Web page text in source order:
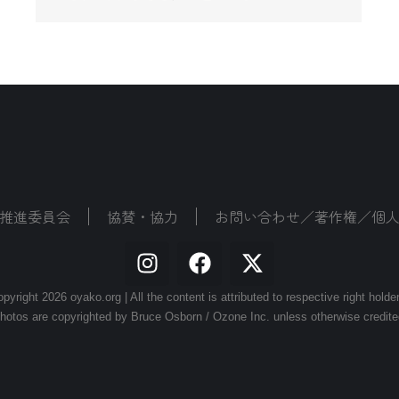
進委員会 協賛・協力 お問い合わせ／著作権／個
2026 oyako.org | All the content is attributed to respective right
are copyrighted by Bruce Osborn / Ozone Inc. unless otherwise